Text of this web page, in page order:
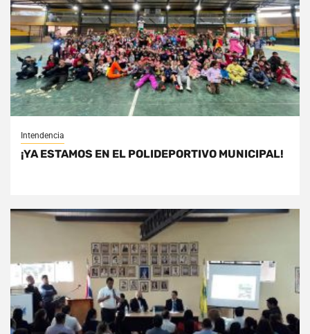
Intendencia
¡YA ESTAMOS EN EL POLIDEPORTIVO MUNICIPAL!